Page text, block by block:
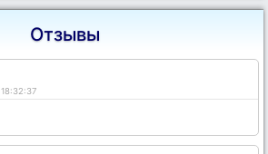
Отзывы
18:32:37